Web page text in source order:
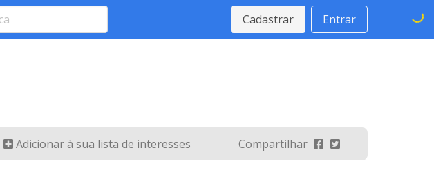
Cadastrar Entrar
Adicionar à sua lista de interesses Compartilhar